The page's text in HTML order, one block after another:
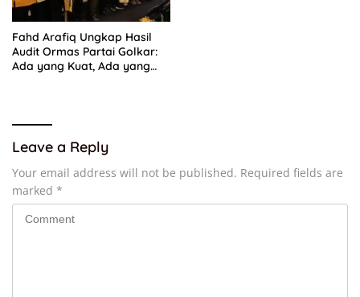
Fahd Arafiq Ungkap Hasil
Audit Ormas Partai Golkar:
Ada yang Kuat, Ada yang
Leave a Reply
Your email address will not be published. Required fields are
marked *